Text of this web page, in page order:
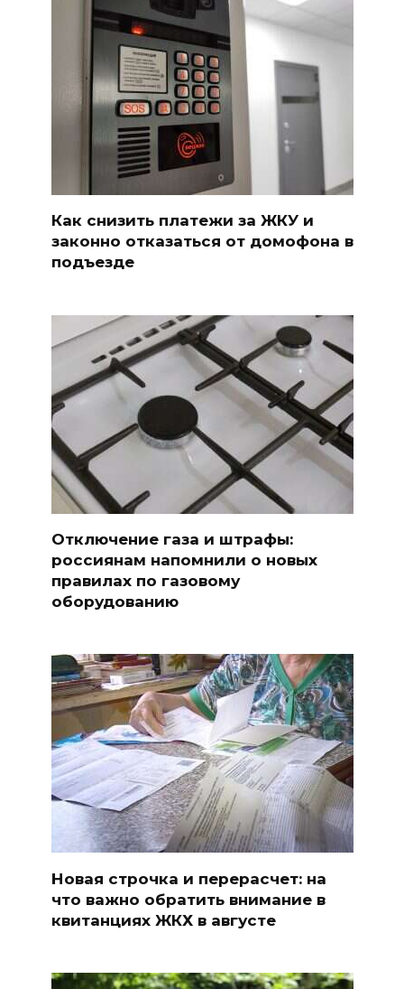
Как снизить платежи за ЖКУ и
законно отказаться от домофона в
подъезде
Отключение газа и штрафы:
россиянам напомнили о новых
правилах по газовому
оборудованию
Новая строчка и перерасчет: на
что важно обратить внимание в
квитанциях ЖКХ в августе